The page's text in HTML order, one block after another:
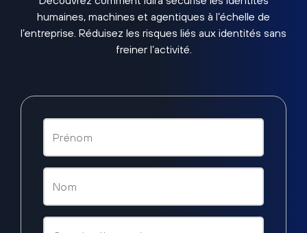
humaines, machines et agentiques à l’échelle de
l’entreprise. Réduisez les risques liés aux identités sans
freiner l’activité.